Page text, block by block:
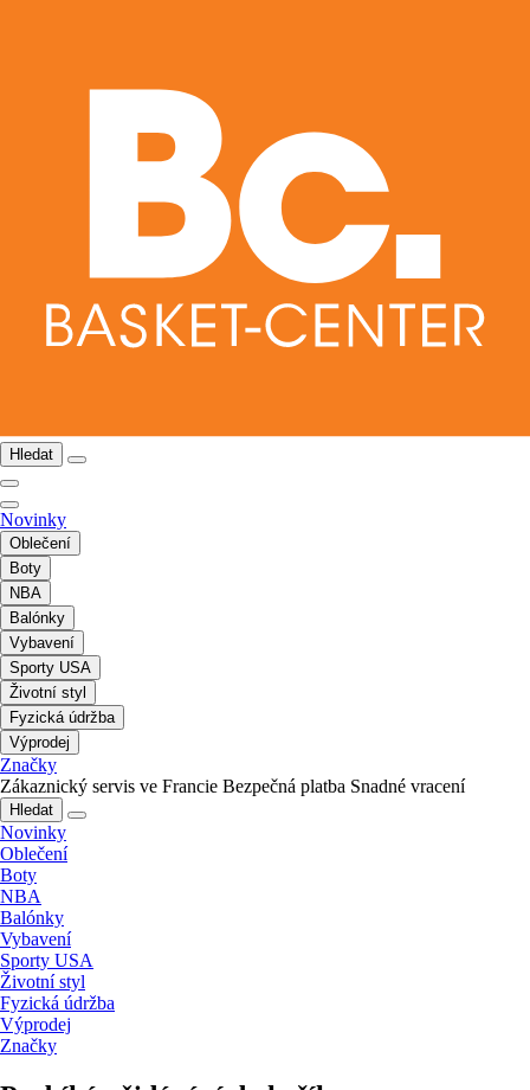
Hledat
Novinky
Oblečení
Boty
NBA
Balónky
Vybavení
Sporty USA
Životní styl
Fyzická údržba
Výprodej
Značky
Zákaznický servis ve Francie Bezpečná platba Snadné vracení
Hledat
Novinky
Oblečení
Boty
NBA
Balónky
Vybavení
Sporty USA
Životní styl
Fyzická údržba
Výprodej
Značky